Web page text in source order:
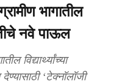
भागातील
नवे पाऊल
विद्यार्थ्यांच्या
‘टेक्नॉलॉजी